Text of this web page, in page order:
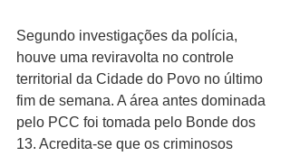
Segundo investigações da polícia,
houve uma reviravolta no controle
territorial da Cidade do Povo no último
fim de semana. A área antes dominada
pelo PCC foi tomada pelo Bonde dos
13. Acredita-se que os criminosos